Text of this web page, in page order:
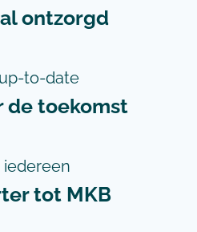
ontzorgd
to-date
de toekomst
iedereen
tot MKB